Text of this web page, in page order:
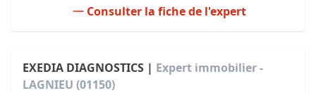
Consulter la fiche de l'expert
EXEDIA DIAGNOSTICS | Expert immobilier -
LAGNIEU (01150)